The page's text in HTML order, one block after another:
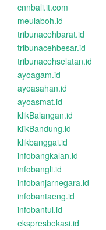
cnnbali.it.com
meulaboh.id
tribunacehbarat.id
tribunacehbesar.id
tribunacehselatan.id
ayoagam.id
ayoasahan.id
ayoasmat.id
klikBalangan.id
klikBandung.id
klikbanggai.id
infobangkalan.id
infobangli.id
infobanjarnegara.id
infobantaeng.id
infobantul.id
ekspresbekasi.id